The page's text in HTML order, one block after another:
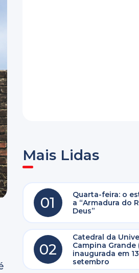
Mais Lidas
01
Quarta-feira: o
a “Armadura do
Deus”
02
Catedral da
Campina Grande
inaugurada em
setembro